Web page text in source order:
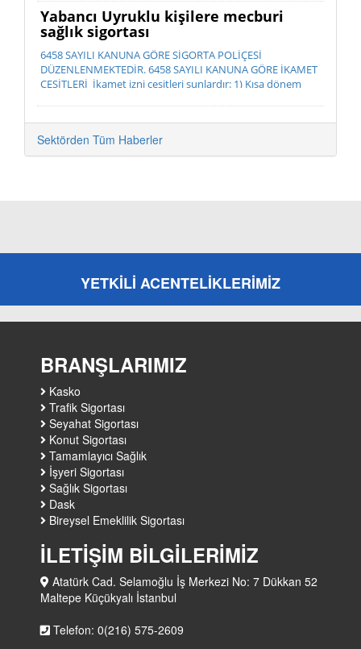
Yabancı Uyruklu kişilere mecburi
sağlık sigortası
6458 SAYILI KANUNA GÖRE SİGORTA POLİÇESİ
DÜZENLENMEKTEDİR. 6458 SAYILI KANUNA GÖRE İKAMET
ÇEŞİTLERİ İkamet izni çeşitleri şunlardır: 1) Kısa dönem
Sektörden Tüm Haberler
YETKİLİ ACENTELİKLERİMİZ
BRANŞLARIMIZ
Kasko
Trafik Sigortası
Seyahat Sigortası
Konut Sigortası
Tamamlayıcı Sağlık
İşyeri Sigortası
Sağlık Sigortası
Dask
Bireysel Emeklilik Sigortası
İLETİŞİM BİLGİLERİMİZ
Atatürk Cad. Selamoğlu İş Merkezi No: 7 Dükkan 52
Maltepe Küçükyalı İstanbul
Telefon: 0(216) 575-2609